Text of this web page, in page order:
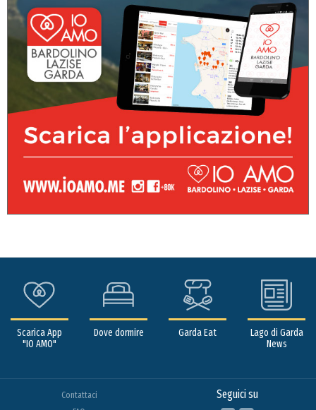
Scarica App
"IO AMO"
Dove dormire Garda Eat
Lago di Garda
News
Contattaci
Seguici su